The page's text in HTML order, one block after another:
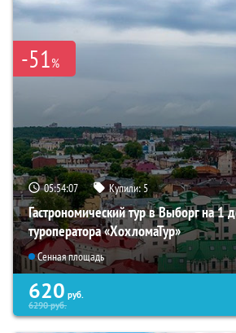
-51%
05:54:06 Купили:5
Гастрономический тур в Выборг на 1
туроператора «ХохломаТур»
Сенная площадь
620 руб.
6290руб.